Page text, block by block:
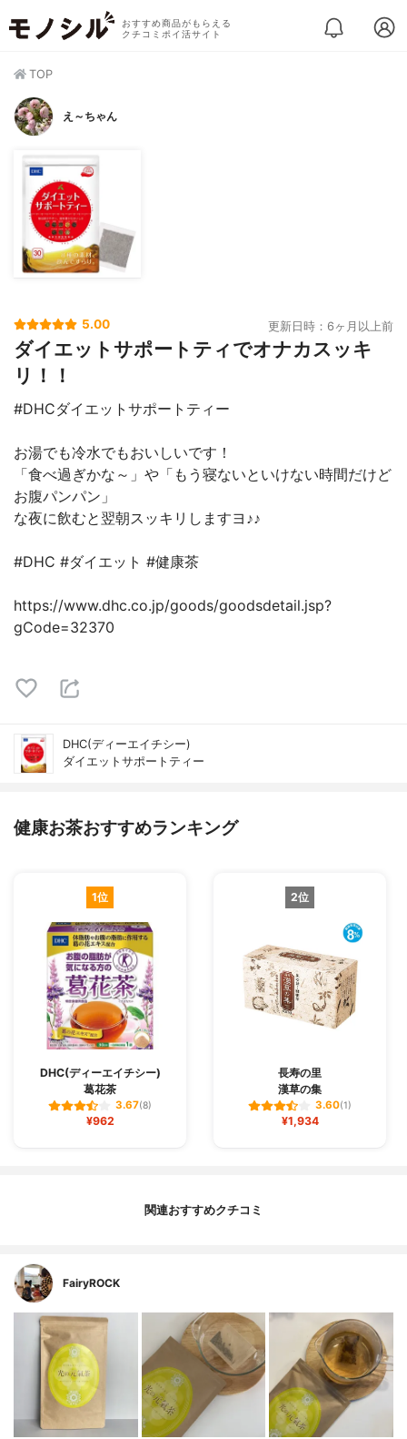
おすすめ商品がもらえる
クチコミポイ活サイト
TOP
え～ちゃん
5.00 更新日時：6ヶ月以上前
ダイエットサポートティでオナカスッキ
リ！！
#DHCダイエットサポートティー
お湯でも冷水でもおいしいです！
「食べ過ぎかな～」や「もう寝ないといけない時間だけど
お腹パンパン」
な夜に飲むと翌朝スッキリしますヨ♪♪
#DHC #ダイエット #健康茶
https://www.dhc.co.jp/goods/goodsdetail.jsp?
gCode=32370
DHC(ディーエイチシー)
ダイエットサポートティー
健康お茶おすすめランキング
1位
DHC(ディーエイチシー)
葛花茶
3.67(8)
¥962
2位
長寿の里
漢草の集
3.60(1)
¥1,934
関連おすすめクチコミ
FairyROCK